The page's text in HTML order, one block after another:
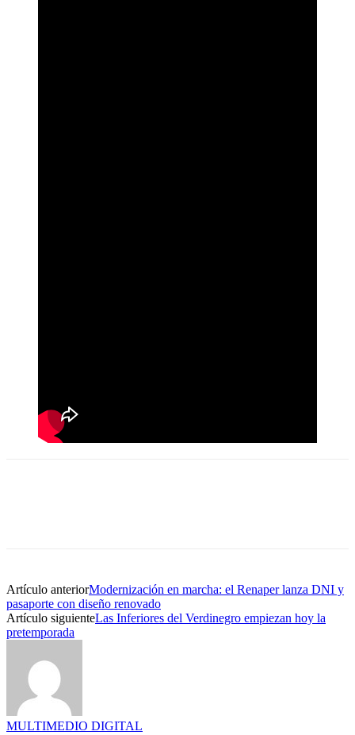
Artículo anteriorModernización en marcha: el Renaper lanza DNI y
pasaporte con diseño renovado
Artículo siguienteLas Inferiores del Verdinegro empiezan hoy la
pretemporada
MULTIMEDIO DIGITAL